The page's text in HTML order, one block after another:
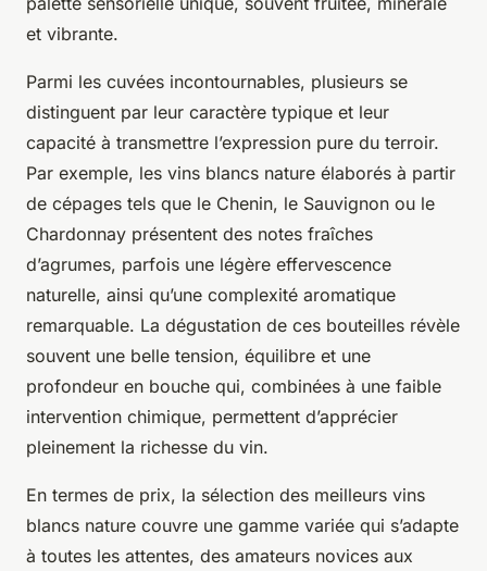
et vibrante.
Parmi les cuvées incontournables, plusieurs se
distinguent par leur caractère typique et leur
capacité à transmettre l’expression pure du terroir.
Par exemple, les vins blancs nature élaborés à partir
de cépages tels que le Chenin, le Sauvignon ou le
Chardonnay présentent des notes fraîches
d’agrumes, parfois une légère effervescence
naturelle, ainsi qu’une complexité aromatique
remarquable. La dégustation de ces bouteilles révèle
souvent une belle tension, équilibre et une
profondeur en bouche qui, combinées à une faible
intervention chimique, permettent d’apprécier
pleinement la richesse du vin.
En termes de prix, la sélection des meilleurs vins
blancs nature couvre une gamme variée qui s’adapte
à toutes les attentes, des amateurs novices aux